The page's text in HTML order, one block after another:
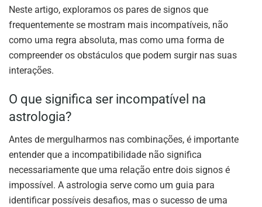
Neste artigo, exploramos os pares de signos que
frequentemente se mostram mais incompatíveis, não
como uma regra absoluta, mas como uma forma de
compreender os obstáculos que podem surgir nas suas
interações.
O que significa ser incompatível na
astrologia?
Antes de mergulharmos nas combinações, é importante
entender que a incompatibilidade não significa
necessariamente que uma relação entre dois signos é
impossível. A astrologia serve como um guia para
identificar possíveis desafios, mas o sucesso de uma